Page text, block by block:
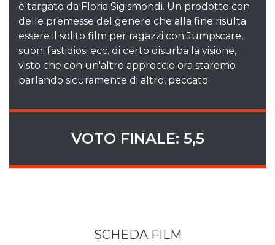
è targato da Floria Sigismondi. Un prodotto con
delle premesse del genere che alla fine risulta
essere il solito film per ragazzi con Jumpscare,
suoni fastidiosi ecc. di certo disurba la visione,
visto che con un'altro approccio ora staremo
parlando sicuramente di altro, peccato.
VOTO FINALE: 5,5
SCHEDA FILM